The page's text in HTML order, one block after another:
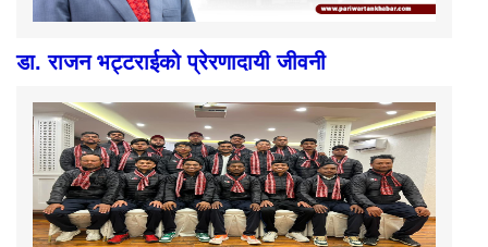
डा. राजन भट्टराईको प्रेरणादायी जीवनी